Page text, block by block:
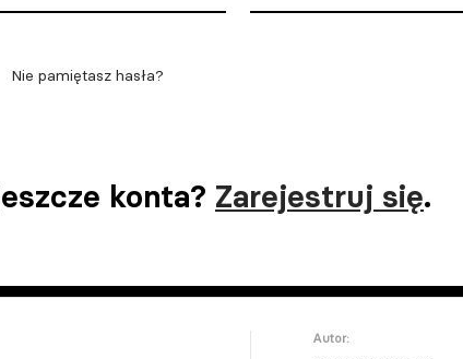
Nie pamiętasz hasła?
konta? Zarejestruj się.
Autor: